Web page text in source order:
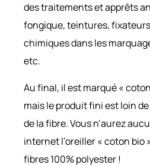
des traitements et apprêts
fongique, teintures,
chimiques dans les
etc.
Au final, il est marqué «
mais le produit fini est loin
de la fibre. Vous n’aurez
internet l’oreiller « coton bio
fibres 100% polyester !